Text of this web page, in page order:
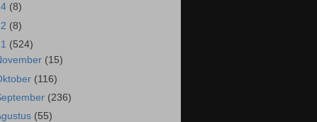
(8)
(8)
(524)
(15)
(116)
(236)
(55)